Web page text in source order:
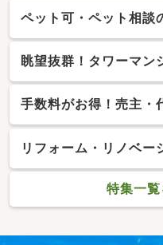
ペット可・ペット相談
眺望抜群！タワーマン
手数料がお得！売主・
リフォーム・リノベー
特集一覧